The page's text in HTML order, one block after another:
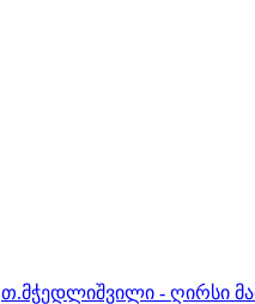
თ.მჭედლიშვილი - ღირსი